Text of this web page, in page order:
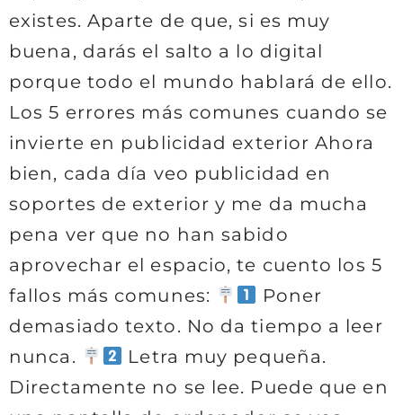
existes. Aparte de que, si es muy
buena, darás el salto a lo digital
porque todo el mundo hablará de ello.
Los 5 errores más comunes cuando se
invierte en publicidad exterior Ahora
bien, cada día veo publicidad en
soportes de exterior y me da mucha
pena ver que no han sabido
aprovechar el espacio, te cuento los 5
fallos más comunes:
Poner
demasiado texto. No da tiempo a leer
nunca.
Letra muy pequeña.
Directamente no se lee. Puede que en